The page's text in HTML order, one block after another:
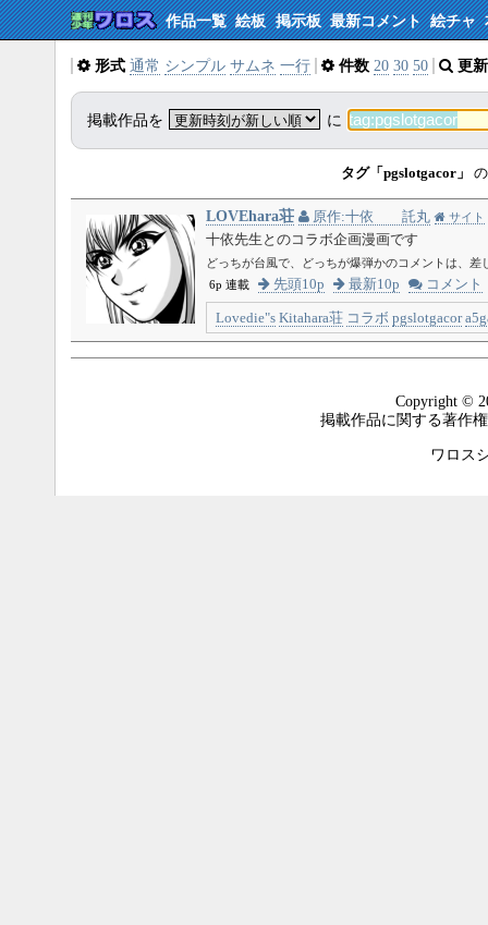
作品一覧 絵板 掲示板 最新コメント 絵チャ
形式 通常 シンプル サムネ 一行 件数 20 30 50 更
掲載作品を に
タグ「pgslotgacor」
LOVEhara荘 原作:十依 託丸 サイト
十依先生とのコラボ企画漫画です
どっちが台風で、どっちが爆弾かのコメントは、差
6p 連載
先頭10p 最新10p コメント
Lovedie"s Kitahara荘 コラボ pgslotgacor
Copyright ©
掲載作品に関する著作
ワロス